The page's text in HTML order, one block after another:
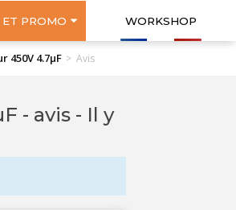
PROMO WORKSHOP
450V 4.7µF > Avis
- avis - Il y